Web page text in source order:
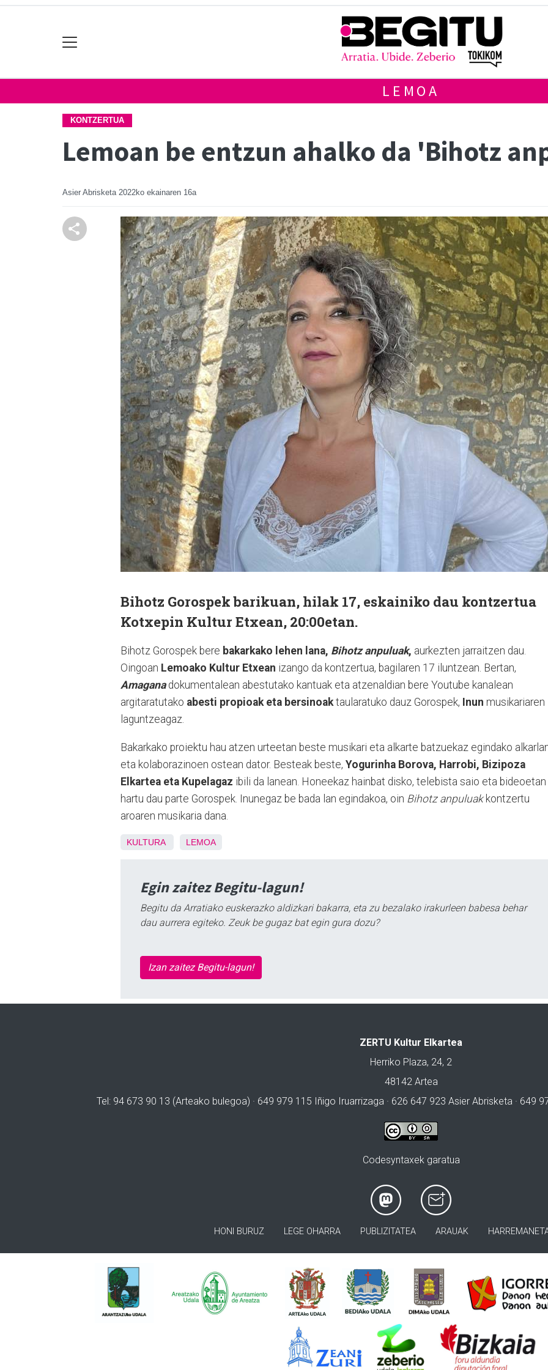
LEMOA
KONTZERTUA
Lemoan be entzun ahalko da 'Bihotz
Asier Abrisketa 2022ko ekainaren 16a
Bihotz Gorospek barikuan, hilak 17, eskainiko dau kontzertua
Kotxepin Kultur Etxean, 20:00etan.
Bihotz Gorospek bere bakarkako lehen lana, Bihotz anpuluak, aurkezten jarraitzen dau.
Oingoan Lemoako Kultur Etxean izango da kontzertua, bagilaren 17 iluntzean. Bertan,
Amaganadokumentalean abestutako kantuak eta atzenaldian bere Youtube kanalean
argitaratutako abesti propioak eta bersinoaktaularatuko dauz Gorospek, Inun musikariaren
laguntzeagaz.
Bakarkako proiektu hau atzen urteetan beste musikari eta alkarte batzuekaz egindako
eta kolaborazinoen ostean dator. Besteak beste, Yogurinha Borova, Harrobi, Bizipoza
Elkartea eta Kupelagaz ibili da lanean. Honeekaz hainbat disko, telebista saio eta bideoetan
hartu dau parte Gorospek. Inunegaz be bada lan egindakoa, oin Bihotz anpuluakkontzertu
aroaren musikaria dana.
KULTURA LEMOA
Egin zaitez Begitu-lagun!
Begitu da Arratiako euskerazko aldizkari bakarra, eta zu bezalako irakurleen babesa behar
dau aurrera egiteko. Zeuk be gugaz bat egin gura dozu?
Izan zaitez Begitu-lagun!
ZERTU Kultur Elkartea
Herriko Plaza, 24, 2
48142 Artea
Tel: 94 673 90 13 (Arteako bulegoa) · 649 979 115 Iñigo Iruarrizaga · 626 647 923 Asier Abrisketa · 649
Codesyntaxek garatua
HONI BURUZ LEGE OHARRA PUBLIZITATEA ARAUAK